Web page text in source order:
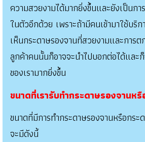
ความสวยงามได้มากยิ่งขึ้นและยังเป็นกา
ในตัวอีกด้วย เพราะถ้ามีคนเข้ามาใช้บริก
เห็นกระดาษรองจานที่สวยงามและการ
ลูกค้าคนนั้นก็อาจจะนำไปบอกต่อได้และ
ของเรามากยิ่งขึ้น
ขนาดที่เรารับทำกระดาษรองจานห
ขนาดที่มีการทำกระดาษรองจานหรือกร
จะมีดังนี้